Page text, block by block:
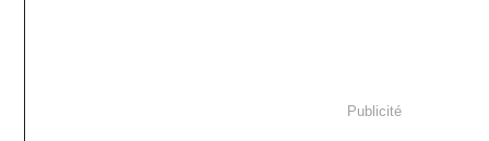
Publicité